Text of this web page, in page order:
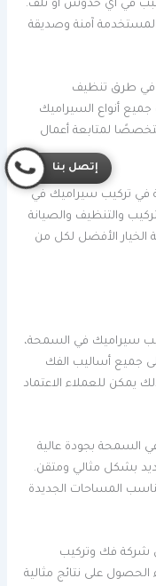
في أي خدوش أو تلف.
آمنة وصديقة
في طرق تنظيف
أنواع السيراميك
لمتابعة أعمال
في تركيب سيراميك في
والتنظيف والصيانة
الخيار الأفضل لكل من
سيراميك في السمحة،
جميع أساليب الفك
يمكن للعملاء الاعتماد
السمحة بجودة عالية
بشكل مثالي ومتقن.
المساحات الجديدة
شركة فك وتركيب
على نتائج مثالية
إتصل بنا